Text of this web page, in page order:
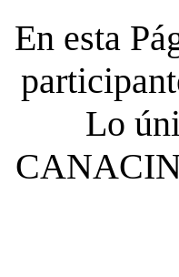
En esta
Lo